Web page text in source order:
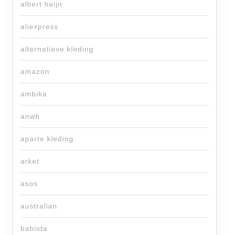
albert heijn
aliexpress
alternatieve kleding
amazon
ambika
anwb
aparte kleding
arket
asos
australian
babista